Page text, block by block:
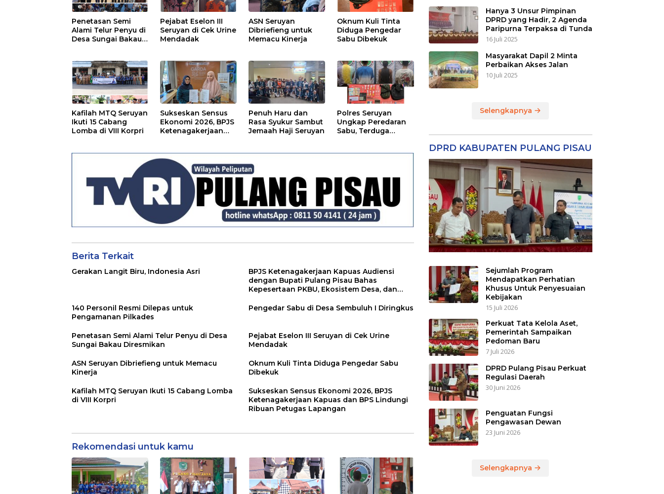
Penetasan Semi
Alami Telur Penyu di
Desa Sungai Bakau
Pejabat Eselon III
Seruyan di Cek Urine
Mendadak
ASN Seruyan
Dibriefieng untuk
Memacu Kinerja
Oknum Kuli Tinta
Diduga Pengedar
Sabu Dibekuk
Kafilah MTQ Seruyan
Ikuti 15 Cabang
Lomba di VIII Korpri
Sukseskan Sensus
Ekonomi 2026, BPJS
Ketenagakerjaan
Petugas Lapangan
Penuh Haru dan
Rasa Syukur Sambut
Jemaah Haji Seruyan
Polres Seruyan
Ungkap Peredaran
Sabu, Terduga
Berita Terkait
Gerakan Langit Biru, Indonesia Asri
BPJS Ketenagakerjaan Kapuas Audiensi
dengan Bupati Pulang Pisau Bahas
Kepesertaan PKBU, Ekosistem Desa, dan
140 Personil Resmi Dilepas untuk
Pengamanan Pilkades
Pengedar Sabu di Desa Sembuluh I Diringkus
Penetasan Semi Alami Telur Penyu di Desa
Sungai Bakau Diresmikan
Pejabat Eselon III Seruyan di Cek Urine
Mendadak
ASN Seruyan Dibriefieng untuk Memacu
Kinerja
Oknum Kuli Tinta Diduga Pengedar Sabu
Dibekuk
Kafilah MTQ Seruyan Ikuti 15 Cabang Lomba
di VIII Korpri
Sukseskan Sensus Ekonomi 2026, BPJS
Ketenagakerjaan Kapuas dan BPS Lindungi
Ribuan Petugas Lapangan
Rekomendasi untuk kamu
Hanya 3 Unsur Pimpinan
DPRD yang Hadir, 2 Agenda
Paripurna Terpaksa di Tunda
16 Juli 2025
Masyarakat Dapil 2 Minta
Perbaikan Akses Jalan
10 Juli 2025
Selengkapnya
DPRD KABUPATEN PULANG PISAU
Sejumlah Program
Mendapatkan Perhatian
Khusus Untuk Penyesuaian
Kebijakan
15 Juli 2026
Perkuat Tata Kelola Aset,
Pemerintah Sampaikan
Pedoman Baru
7 Juli 2026
DPRD Pulang Pisau Perkuat
Regulasi Daerah
30 Juni 2026
Penguatan Fungsi
Pengawasan Dewan
23 Juni 2026
Selengkapnya